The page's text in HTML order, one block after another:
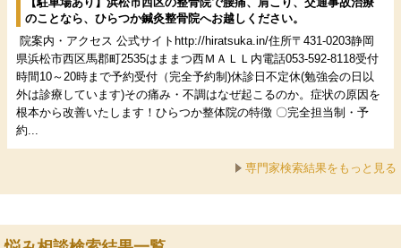
のことなら、ひらつか鍼灸整骨院へお越しください。
院案内・アクセス 公式サイトhttp://hiratsuka.in/住所〒431-0203静岡
県浜松市西区馬郡町2535はままつ西ＭＡＬＬ内電話053-592-8118受付
時間10～20時まで予約受付（完全予約制)休診日不定休(勉強会の日以
外は診療しています)その痛み・不調はなぜ起こるのか。症状の原因を
根本から改善いたします！ひらつか整体院の特徴 〇完全担当制・予
約...
専門家検索結果をもっと見る